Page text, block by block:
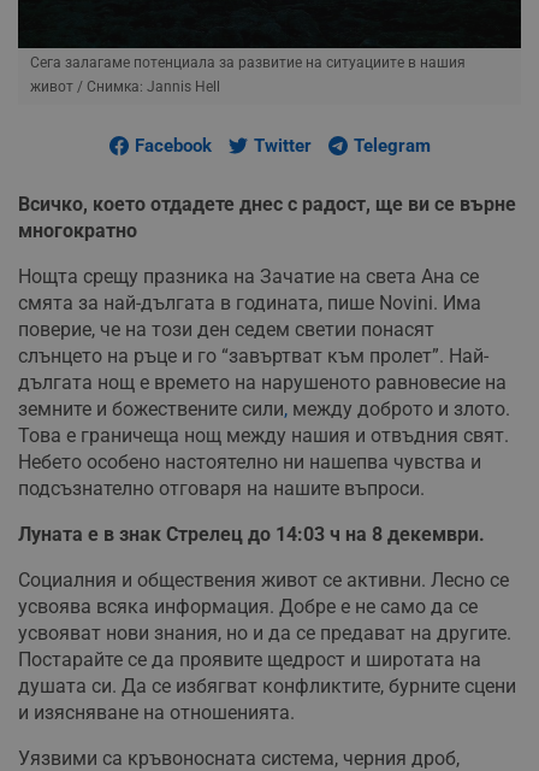
Сега залагаме потенциала за развитие на ситуациите в нашия
живот / Снимка: Jannis Hell
Facebook Twitter Telegram
Всичко, което отдадете днес с радост, ще ви се върне
многократно
Нощта срещу празника на Зачатие на света Ана се
смята за най-дългата в годината, пише Novini. Има
поверие, че на този ден седем светии понасят
слънцето на ръце и го “завъртват към пролет”. Най-
дългата нощ е времето на нарушеното равновесие на
земните и божествените сили, между доброто и злото.
Това е граничеща нощ между нашия и отвъдния свят.
Небето особено настоятелно ни нашепва чувства и
подсъзнателно отговаря на нашите въпроси.
Луната е в знак Стрелец до 14:03 ч на 8 декември.
Социалния и обществения живот се активни. Лесно се
усвоява всяка информация. Добре е не само да се
усвояват нови знания, но и да се предават на другите.
Постарайте се да проявите щедрост и широтата на
душата си. Да се избягват конфликтите, бурните сцени
и изясняване на отношенията.
Уязвими са кръвоносната система, черния дроб,